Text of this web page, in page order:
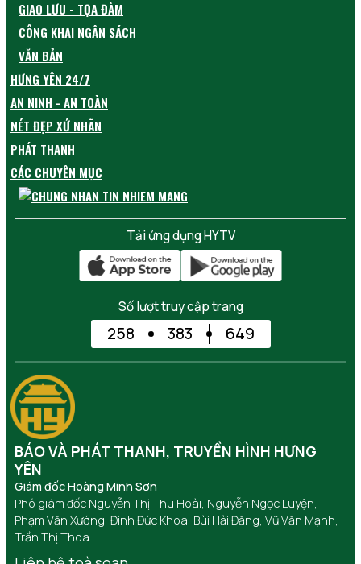
GIAO LƯU - TỌA ĐÀM
CÔNG KHAI NGÂN SÁCH
VĂN BẢN
HƯNG YÊN 24/7
AN NINH - AN TOÀN
NÉT ĐẸP XỨ NHÃN
PHÁT THANH
CÁC CHUYÊN MỤC
Tải ứng dụng HYTV
Số lượt truy cập trang
258 383 649
BÁO VÀ PHÁT THANH, TRUYỀN HÌNH HƯNG
YÊN
Giám đốc Hoàng Minh Sơn
Phó giám đốc Nguyễn Thị Thu Hoài, Nguyễn Ngọc Luyện,
Phạm Văn Xướng, Đinh Đức Khoa, Bùi Hải Đăng, Vũ Văn Mạnh,
Trần Thị Thoa